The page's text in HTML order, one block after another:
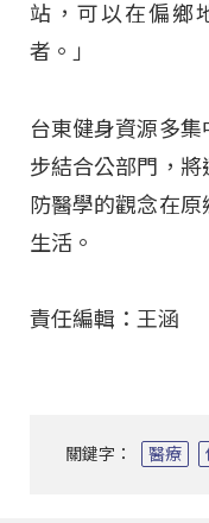
站，可以在偏鄉
者。」
台東健身資源多
步結合公部門，
防醫學的觀念在
生活。
責任編輯：王涵
關鍵字： 醫療